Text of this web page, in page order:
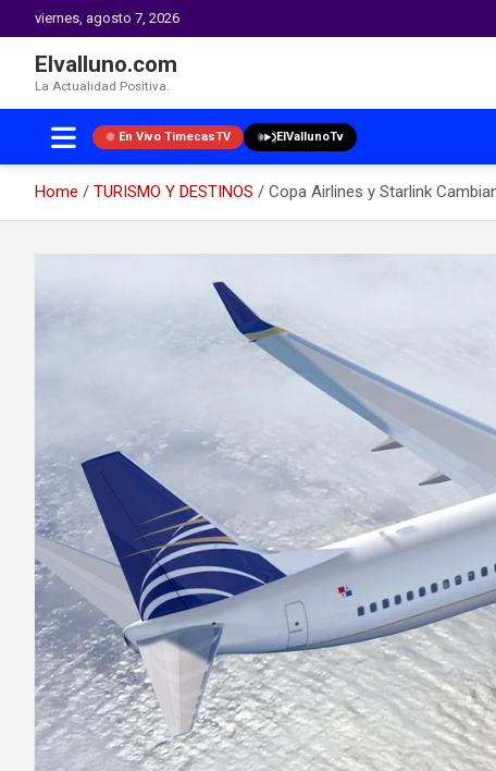
viernes, agosto 7, 2026
Elvalluno.com
La Actualidad Positiva.
En Vivo TimecasTV ElVallunoTv
Home TURISMO Y DESTINOS
Copa Airlines y Starlink